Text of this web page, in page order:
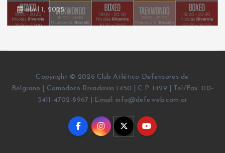
abril 1, 2025
Copyright © 2026 Club Atlético Defensores de
Belgrano | Comodoro Rivadavia 1450 | C.P. 1429 | Tel/Fax: 00-
5411-4702-8967 | Email: info@defeweb.com.ar